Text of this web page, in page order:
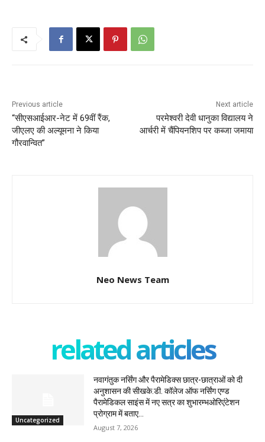
Previous article
“सीएसआईआर-नेट में 69वीं रैंक,
जीएलए की अल्यूमना ने किया
गौरवान्वित”
Next article
परमेश्वरी देवी धानुका विद्यालय ने
आर्चरी में चैंपियनशिप पर कब्जा जमाया
Neo News Team
related articles
Uncategorized
नवागंतुक नर्सिंग और पैरामेडिक्स छात्र-छात्राओं को दी
अनुशासन की सीखके.डी. कॉलेज ऑफ नर्सिंग एण्ड
पैरामेडिकल साइंस में नए सत्र का शुभारम्भओरिएंटेशन
प्रोग्राम में बताए...
August 7, 2026